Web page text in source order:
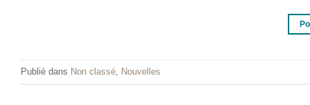
Publié dans Non classé Nouvelles